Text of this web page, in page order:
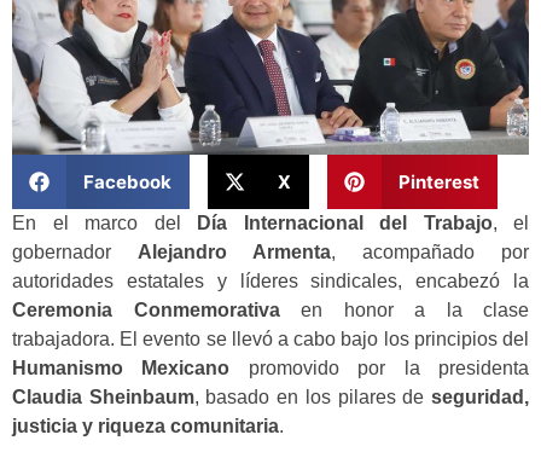
Facebook X Pinterest
En el marco del Día Internacional del Trabajo, el
gobernador Alejandro Armenta, acompañado por
autoridades estatales y líderes sindicales, encabezó la
Ceremonia Conmemorativaen honor a la clase
trabajadora. El evento se llevó a cabo bajo los principios del
Humanismo Mexicano promovido por la presidenta
Claudia Sheinbaum, basado en los pilares deseguridad,
justicia y riqueza comunitaria.